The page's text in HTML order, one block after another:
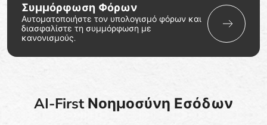
Συμμόρφωση Φόρων
Αυτοματοποιήστε τον υπολογισμό φόρων και
διασφαλίστε τη συμμόρφωση με
κανονισμούς.
AI-First Νοημοσύνη Εσόδων